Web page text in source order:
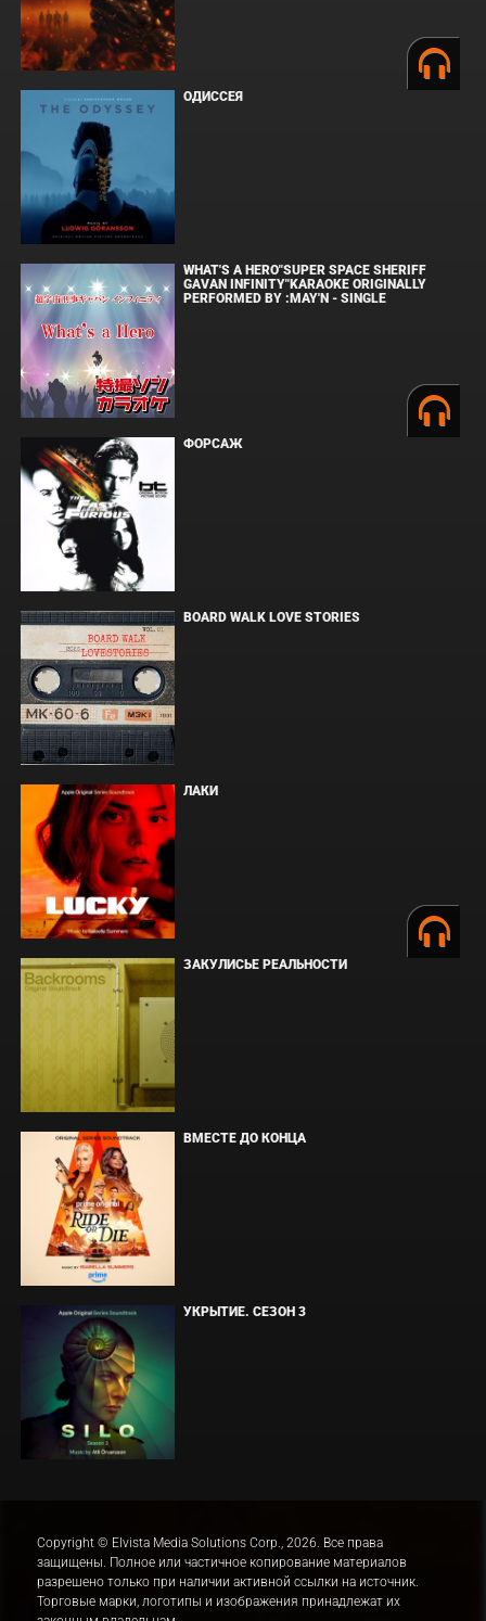
ОДИССЕЯ
WHAT'S A HERO"SUPER SPACE SHERIFF
GAVAN INFINITY"KARAOKE ORIGINALLY
PERFORMED BY :MAY'N - SINGLE
ФОРСАЖ
BOARD WALK LOVE STORIES
ЛАКИ
ЗАКУЛИСЬЕ РЕАЛЬНОСТИ
ВМЕСТЕ ДО КОНЦА
УКРЫТИЕ. СЕЗОН 3
Copyright © Elvista Media Solutions Corp., 2026. Все права
защищены. Полное или частичное копирование материалов
разрешено только при наличии активной ссылки на источник.
Торговые марки, логотипы и изображения принадлежат их